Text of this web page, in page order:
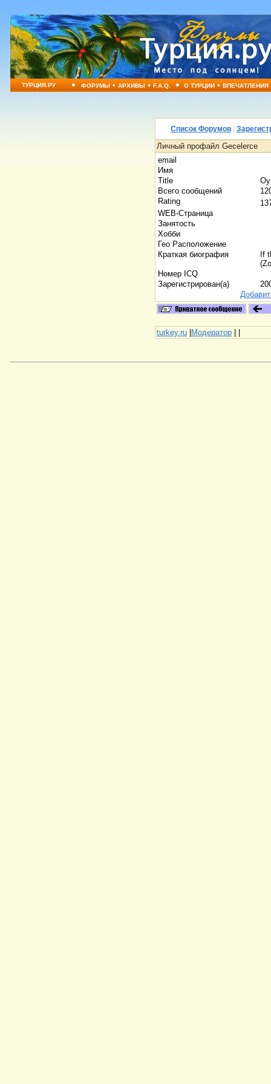
ТУРЦИЯ.РУ • ФОРУМЫ•АРХИВЫ•F.A.Q. • О ТУРЦИИ•ВПЕЧАТЛЕНИЯ
Список Форумов|
Личный профайл Gecelerce
email
Имя
Title
Всего сообщений
Rating
WEB-Страница
Занятость
Хобби
Гео Расположение
Краткая биография
If
Номер ICQ
Зарегистрирован(а)
turkey.ru |Модератор | |